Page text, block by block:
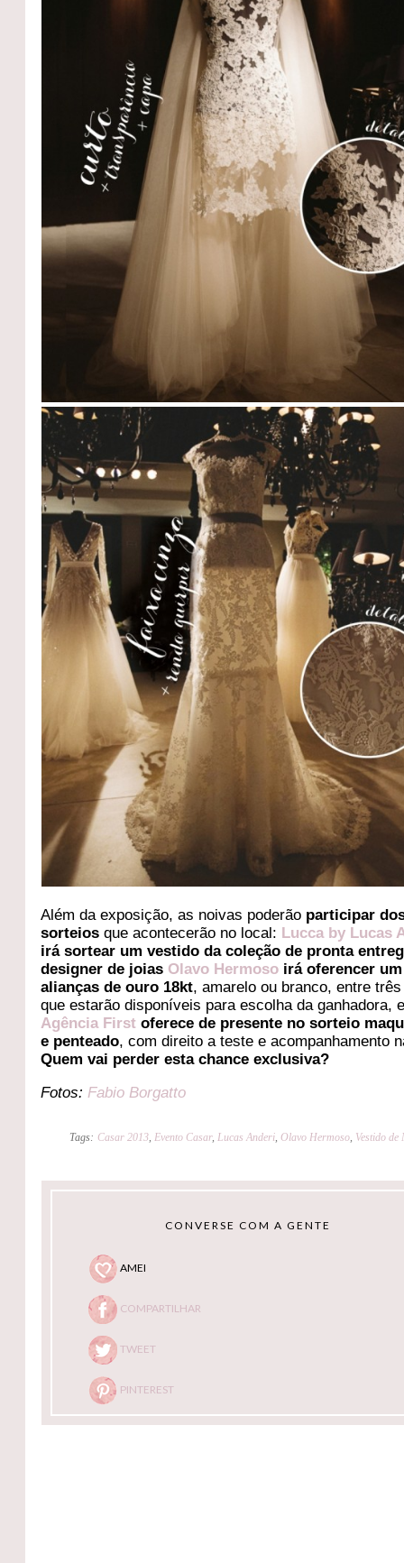
Além da exposição, as noivas poderão participar
sorteios que acontecerão no local: Lucca by Lucas
irá sortear um vestido da coleção de pronta
designer de joias Olavo Hermoso irá oferencer
alianças de ouro 18kt, amarelo ou branco, entre
que estarão disponíveis para escolha da ganhadora,
Agência Firstoferece de presente no sorteio
e penteado, com direito a teste e acompanhamento
Quem vai perder esta chance exclusiva?
Fotos:Fabio Borgatto
Tags: Casar 2013, Evento Casar, Lucas Anderi, Olavo Hermoso, Vestido de
CONVERSE COM A GENTE
AMEI
COMPARTILHAR
TWEET
PINTEREST